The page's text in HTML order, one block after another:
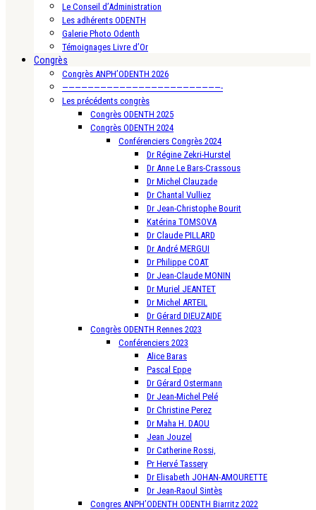
Le Conseil d’Administration
Les adhérents ODENTH
Galerie Photo Odenth
Témoignages Livre d’Or
Congrès
Congrès ANPH’ODENTH 2026
—————————————————————————-
Les précédents congrès
Congrès ODENTH 2025
Congrès ODENTH 2024
Conférenciers Congrès 2024
Dr Régine Zekri-Hurstel
Dr Anne Le Bars-Crassous
Dr Michel Clauzade
Dr Chantal Vulliez
Dr Jean-Christophe Bourit
Katérina TOMSOVA
Dr Claude PILLARD
Dr André MERGUI
Dr Philippe COAT
Dr Jean-Claude MONIN
Dr Muriel JEANTET
Dr Michel ARTEIL
Dr Gérard DIEUZAIDE
Congrès ODENTH Rennes 2023
Conférenciers 2023
Alice Baras
Pascal Eppe
Dr Gérard Ostermann
Dr Jean-Michel Pelé
Dr Christine Perez
Dr Maha H. DAOU
Jean Jouzel
Dr Catherine Rossi,
Pr Hervé Tassery
Dr Elisabeth JOHAN-AMOURETTE
Dr Jean-Raoul Sintès
Congres ANPH’ODENTH ODENTH Biarritz 2022